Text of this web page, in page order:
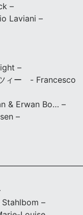
–
Laviani –
–
ィー - Francesco
& Erwan Bo… –
–
–